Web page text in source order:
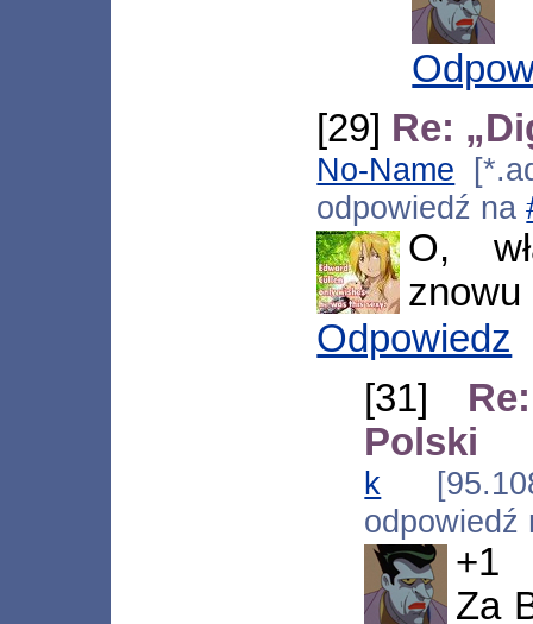
[29] Re:
No-Name
odpowiedź na
O,
znowu
Odpowiedz
[31]
Polski
k
+1
Za